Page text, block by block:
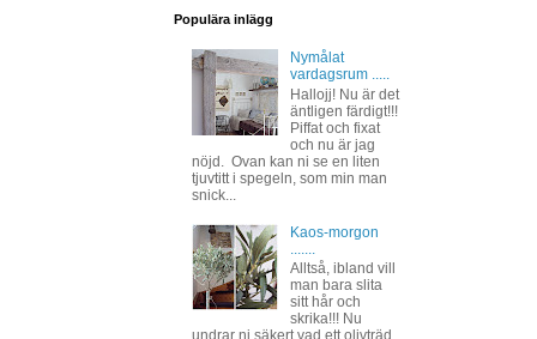
Populära inlägg
Nymålat
vardagsrum .....
Hallojj! Nu är det
äntligen färdigt!!!
Piffat och fixat
och nu är jag
nöjd. Ovan kan ni se en liten
tjuvtitt i spegeln, som min man
snick...
Kaos-morgon
Alltså, ibland vill
man bara slita
sitt hår och
skrika!!! Nu
undrar ni säkert vad ett olivträd